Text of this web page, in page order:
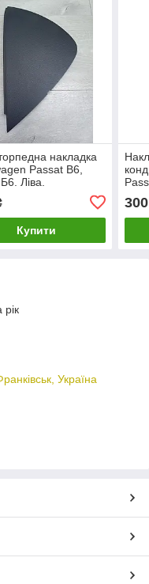
накладка
Passat B6,
Ліва.
Купити
300
рік
Україна